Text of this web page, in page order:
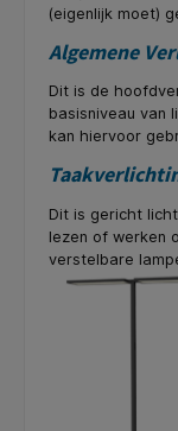
(eigenlijk moet)
Algemene
Dit is de
basisniveau van
kan hiervoor
Dit is gericht
lezen of werken
verstelbare